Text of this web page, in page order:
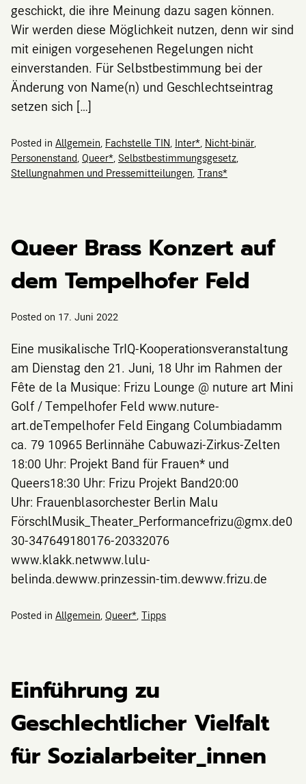
geschickt, die ihre Meinung dazu sagen können.
Wir werden diese Möglichkeit nutzen, denn wir sind
mit einigen vorgesehenen Regelungen nicht
einverstanden. Für Selbstbestimmung bei der
Änderung von Name(n) und Geschlechtseintrag
setzen sich […]
Posted in Allgemein Fachstelle TIN Inter* Nicht-binär
Personenstand Queer* Selbstbestimmungsgesetz
Stellungnahmen und Pressemitteilungen Trans*
Queer Brass Konzert auf
dem Tempelhofer Feld
Posted on 17. Juni 2022
Eine musikalische TrIQ-Kooperationsveranstaltung
am Dienstag den 21. Juni, 18 Uhr im Rahmen der
Fête de la Musique: Frizu Lounge @ nuture art Mini
Golf / Tempelhofer Feld www.nuture-
art.deTempelhofer Feld Eingang Columbiadamm
ca. 79 10965 Berlinnähe Cabuwazi-Zirkus-Zelten
18:00 Uhr: Projekt Band für Frauen* und
Queers18:30 Uhr: Frizu Projekt Band20:00
Uhr: Frauenblasorchester Berlin Malu
FörschlMusik_Theater_Performancefrizu@gmx.de0
30-347649180176-20332076
www.klakk.netwww.lulu-
belinda.dewww.prinzessin-tim.dewww.frizu.de
Posted in Allgemein, Queer*, Tipps
Einführung zu
Geschlechtlicher Vielfalt
für Sozialarbeiter_innen